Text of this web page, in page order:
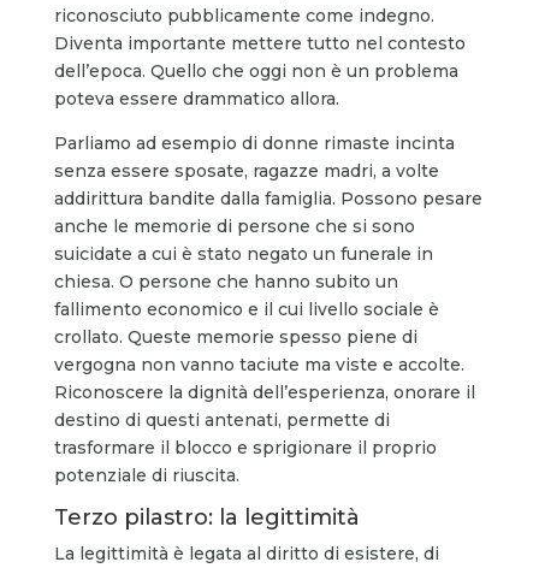
riconosciuto pubblicamente come indegno.
Diventa importante mettere tutto nel contesto
dell’epoca. Quello che oggi non è un problema
poteva essere drammatico allora.
Parliamo ad esempio di donne rimaste incinta
senza essere sposate, ragazze madri, a volte
addirittura bandite dalla famiglia. Possono pesare
anche le memorie di persone che si sono
suicidate a cui è stato negato un funerale in
chiesa. O persone che hanno subito un
fallimento economico e il cui livello sociale è
crollato. Queste memorie spesso piene di
vergogna non vanno taciute ma viste e accolte.
Riconoscere la dignità dell’esperienza, onorare il
destino di questi antenati, permette di
trasformare il blocco e sprigionare il proprio
potenziale di riuscita.
Terzo pilastro: la legittimità
La legittimità è legata al diritto di esistere, di